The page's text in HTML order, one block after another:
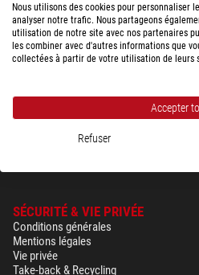
SÉCURITÉ & VIE PRIVÉE
Conditions générales
Mentions légales
Vie privée
Take-back & Recycling
Nous utilisons des cookies pour personnaliser
analyser notre trafic. Nous partageons
utilisation de notre site avec nos partenaires
les combiner avec d'autres informations que
collectées à partir de votre utilisation de leurs
Accepter
Refuser